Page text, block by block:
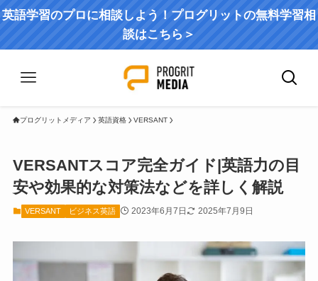
英語学習のプロに相談しよう！プログリットの無料学習相
談はこちら＞
プログリットメディア 英語資格 VERSANT
VERSANTスコア完全ガイド|英語力の目
安や効果的な対策法などを詳しく解説
VERSANT ビジネス英語 2023年6月7日 2025年7月9日